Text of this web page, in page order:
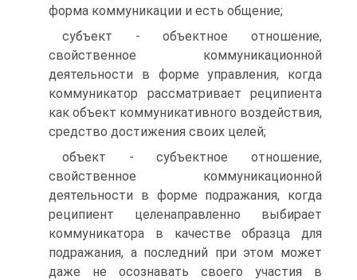
форма коммуникации и есть общение;
субъект - объектное отношение,
свойственное коммуникационной
деятельности в форме управления, когда
коммуникатор рассматривает реципиента
как объект коммуникативного воздействия,
средство достижения своих целей;
объект - субъектное отношение,
свойственное коммуникационной
деятельности в форме подражания, когда
реципиент целенаправленно выбирает
коммуникатора в качестве образца для
подражания, а последний при этом может
даже не осознавать своего участия в